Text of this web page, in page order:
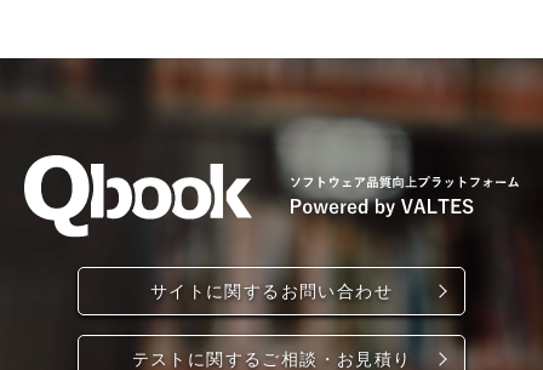
サイトに関するお問い合わせ
テストに関するご相談・お見積り